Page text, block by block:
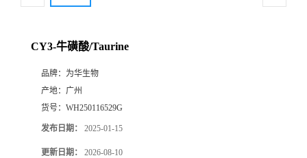
CY3-牛磺酸/Taurine
品牌： 为华生物
产地： 广州
货号： WH250116529G
发布日期： 2025-01-15
更新日期： 2026-08-10